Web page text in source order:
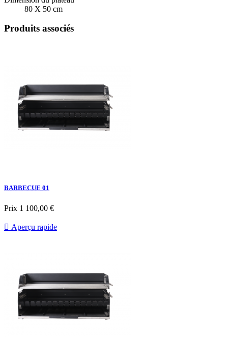
80 X 50 cm
Produits associés
BARBECUE 01
Prix 1 100,00 €
 Aperçu rapide